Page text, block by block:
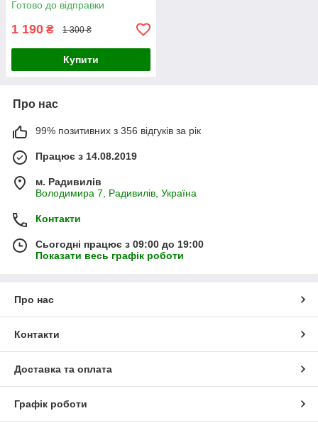
Готово до відправки
1 190 ₴ 1 300 ₴
Купити
Про нас
99% позитивних з 356 відгуків за рік
Працює з 14.08.2019
м. Радивилів
Володимира 7, Радивилів, Україна
Контакти
Сьогодні працює з 09:00 до 19:00
Показати весь графік роботи
Про нас
Контакти
Доставка та оплата
Графік роботи